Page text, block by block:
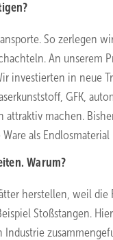
So zerlegen
An
investierten in neue
GFK,
machen.
als
Warum?
herstellen, weil die
Stoßstangen.